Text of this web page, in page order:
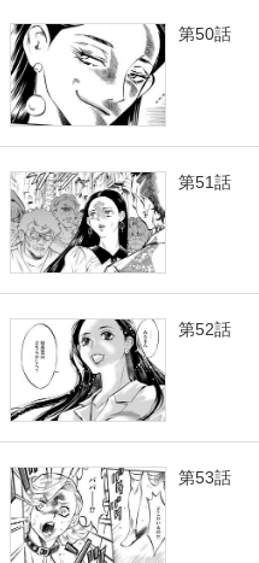
第50話
第51話
第52話
第53話